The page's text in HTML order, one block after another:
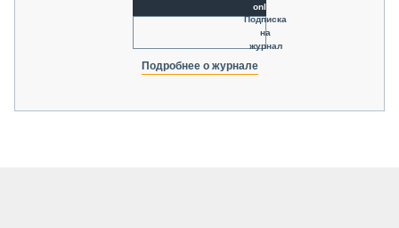
online
Подписка
на
журнал
Подробнее о журнале